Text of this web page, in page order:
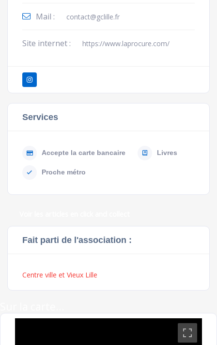
Mail : contact@gclille.fr
Site internet : https://www.laprocure.com/
Services
Accepte la carte bancaire Livres
Proche métro
Fait parti de l'association :
Centre ville et Vieux Lille